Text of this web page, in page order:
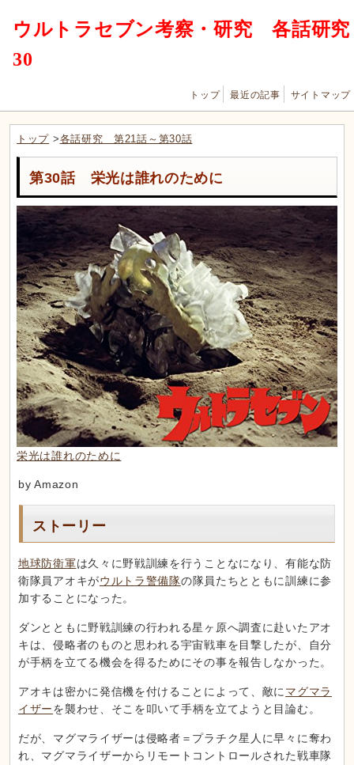
ウルトラセブン考察・研究 各話研究
30
トップ 最近の記事 サイトマップ
トップ >各話研究 第21話～第30話
第30話 栄光は誰れのために
栄光は誰れのために
by Amazon
ストーリー
地球防衛軍は久々に野戦訓練を行うことなになり、有能な防
衛隊員アオキがウルトラ警備隊の隊員たちとともに訓練に参
加することになった。
ダンとともに野戦訓練の行われる星ヶ原へ調査に赴いたアオ
キは、侵略者のものと思われる宇宙戦車を目撃したが、自分
が手柄を立てる機会を得るためにその事を報告しなかった。
アオキは密かに発信機を付けることによって、敵に マグマラ
イザーを襲わせ、そこを叩いて手柄を立てようと目論む。
だが、マグマライザーは侵略者＝プラチク星人に早々に奪わ
れ、マグマライザーからリモートコントロールされた戦車隊